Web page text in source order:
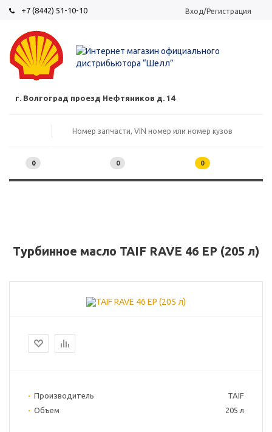
+7 (8442) 51-10-10 Вход/Регистрация
г. Волгоград проезд Нефтяников д. 14
0 0 0
Турбинное масло TAIF RAVE 46 EP (205 л)
Производитель
TAIF
Объем
205 л